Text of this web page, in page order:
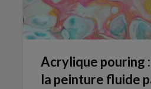
Acrylique pouring
la peinture fluide